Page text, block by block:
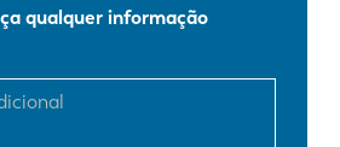
qualquer informação
CN